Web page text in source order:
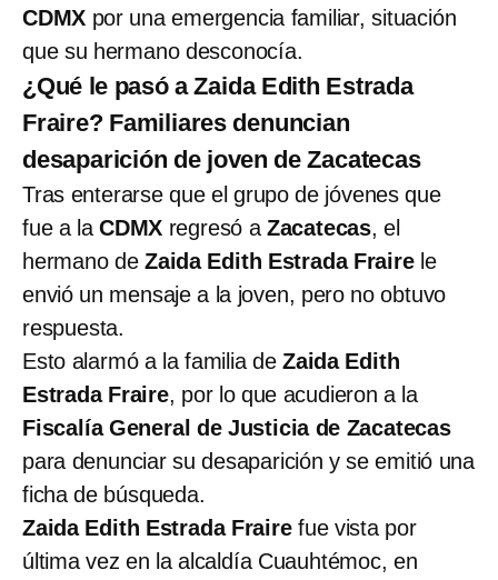
CDMX por una emergencia familiar, situación
que su hermano desconocía.
¿Qué le pasó a Zaida Edith Estrada
Fraire? Familiares denuncian
desaparición de joven de Zacatecas
Tras enterarse que el grupo de jóvenes que
fue a la CDMX regresó a Zacatecas, el
hermano deZaida Edith Estrada Frairele
envió un mensaje a la joven, pero no obtuvo
respuesta.
Esto alarmó a la familia de Zaida Edith
Estrada Fraire, por lo que acudieron a la
Fiscalía General de Justicia de Zacatecas
para denunciar su desaparición y se emitió una
ficha de búsqueda.
Zaida Edith Estrada Fraire fue vista por
última vez en la alcaldía Cuauhtémoc, en